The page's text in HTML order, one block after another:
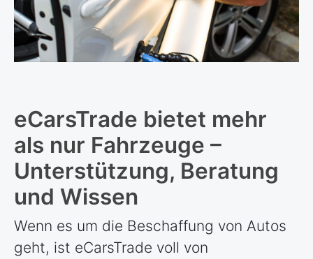
eCarsTrade bietet mehr
als nur Fahrzeuge –
Unterstützung, Beratung
und Wissen
Wenn es um die Beschaffung von Autos
geht, ist eCarsTrade voll von